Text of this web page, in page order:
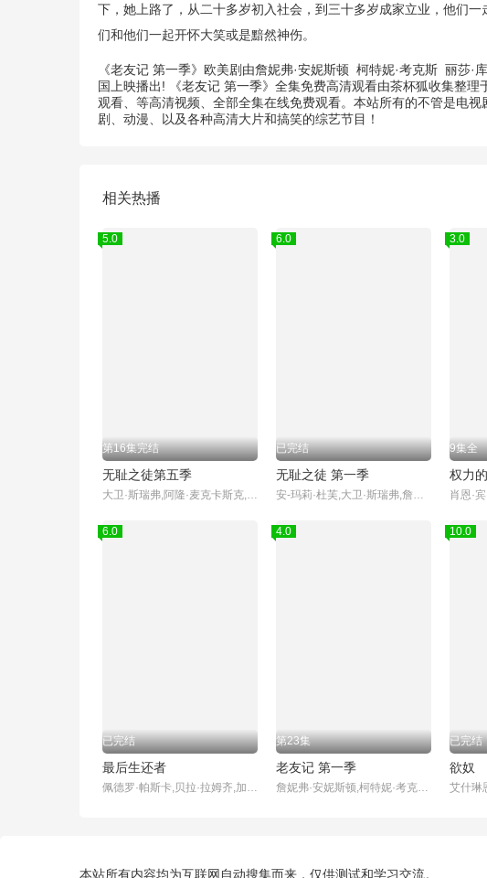
下，她上路了，从二十多岁初入社会，到三十多岁成家立业，他
们和他们一起开怀大笑或是黯然神伤。
《老友记 第一季》欧美剧由詹妮弗·安妮斯顿 柯特妮·考克斯 丽莎·
国上映播出! 《老友记 第一季》全集免费高清观看由茶杯狐收集整
观看、等高清视频、全部全集在线免费观看。本站所有的不管是电
剧、动漫、以及各种高清大片和搞笑的综艺节目！
相关热播
5.0
第16集完结
无耻之徒第五季
大卫·斯瑞弗,阿隆·麦克卡斯克,杰拉德·基恩斯
6.0
已完结
无耻之徒 第一季
安-玛莉·杜芙,大卫·斯瑞弗,詹姆斯·麦卡沃伊,玛克辛·皮克
3.0
9集全
权力
6.0
已完结
最后生还者
佩德罗·帕斯卡,贝拉·拉姆齐,加布里埃尔·鲁纳,安娜·托芙,妮可·帕克,穆雷·巴特利特,尼克·奥弗曼,斯托姆·瑞德,梅尔·丹德里奇,杰弗里·皮尔斯,拉马尔·约翰逊,凯文·伍达德,格雷厄姆·格林,Elaine Miles,艾什莉·约翰逊,特罗伊·贝克,玛莉·格雷斯·贝克尔,凯文·萨特里,布拉德·利兰,布兰登·弗莱彻,卢蒂娜·卫斯理,泰勒·圣·皮埃尔,Connor Stanhope,索尼娅·玛丽亚·基
4.0
第23集
老友记 第一季
詹妮弗·安妮斯顿,柯特妮·考克斯,丽莎·库卓,马特·勒布朗,马修·派瑞,大卫·休默,詹姆斯·迈克尔·泰勒
10.0
已完结
欲奴
本站所有内容均为互联网自动搜集而来，仅供测试和学习交流。